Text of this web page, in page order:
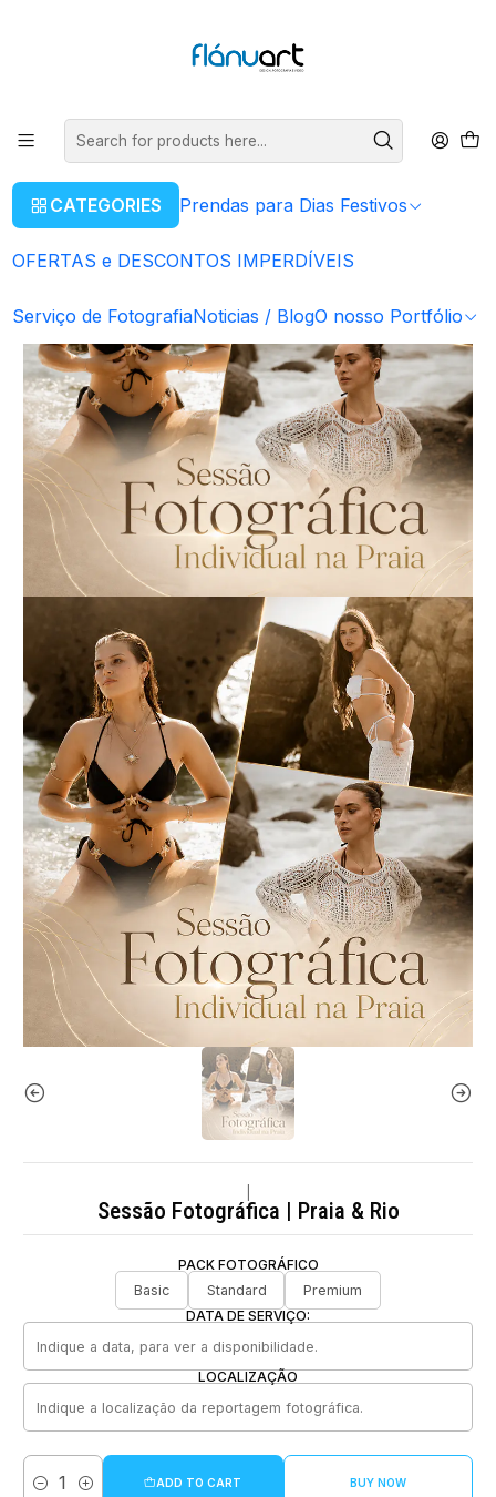
CATEGORIES Prendas para Dias Festivos
OFERTAS e DESCONTOS IMPERDÍVEIS
Serviço de FotografiaNoticias / BlogO nosso Portfólio
Serviço de Fotografia Sessão Fotográficas
Sessão Fotográfica | Praia & Rio
PACK FOTOGRÁFICO
Basic
Standard
Premium
DATA DE SERVIÇO:
LOCALIZAÇÃO
Quantity
ADD TO CART BUY NOW